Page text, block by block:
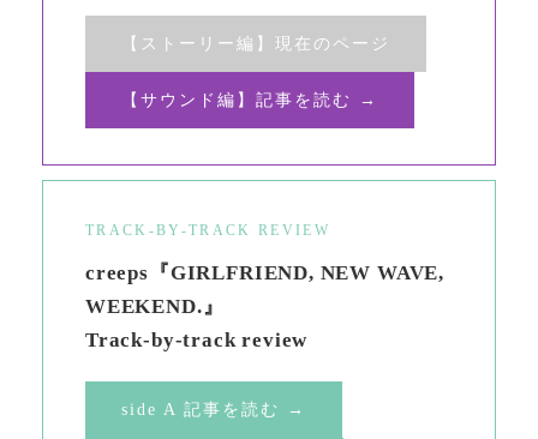
【ストーリー編】現在のページ
【サウンド編】記事を読む →
TRACK-BY-TRACK REVIEW
creeps『GIRLFRIEND, NEW WAVE,
WEEKEND.』
Track-by-track review
side A 記事を読む →